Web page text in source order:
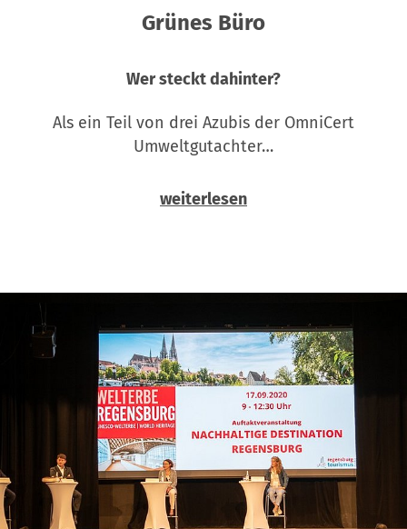
Grünes Büro
Wer steckt dahinter?
Als ein Teil von drei Azubis der OmniCert
Umweltgutachter…
weiterlesen